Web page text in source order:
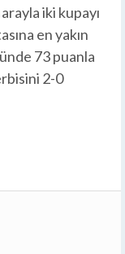
iki kupayı
en yakın
73 puanla
2-0